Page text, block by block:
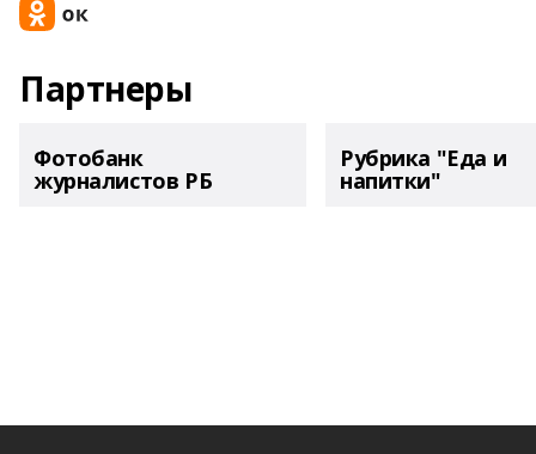
Партнеры
Фотобанк
журналистов РБ
Рубрика "Еда и
напитки"